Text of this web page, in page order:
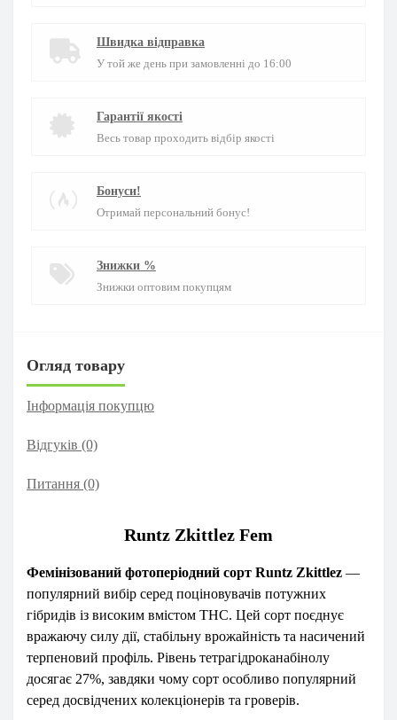
Швидка відправка
У той же день при замовленні до 16:00
Гарантії якості
Весь товар проходить відбір якості
Бонуси!
Отримай персональний бонус!
Знижки %
Знижки оптовим покупцям
Огляд товару
Інформація покупцю
Відгуків (0)
Питання (0)
Runtz Zkittlez Fem
Фемінізований фотоперіодний сорт Runtz Zkittlez —
популярний вибір серед поціновувачів потужних
гібридів із високим вмістом THC. Цей сорт поєднує
вражаючу силу дії, стабільну врожайність та насичений
терпеновий профіль. Рівень тетрагідроканабінолу
досягає 27%, завдяки чому сорт особливо популярний
серед досвідчених колекціонерів та гроверів.